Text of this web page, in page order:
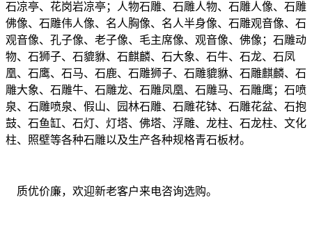
石凉亭、花岗岩凉亭；人物石雕、石雕人物、石雕人像、石雕
佛像、石雕伟人像、名人胸像、名人半身像、石雕观音像、石
观音像、孔子像、老子像、毛主席像、观音像、佛像；石雕动
物、石狮子、石貔貅、石麒麟、石大象、石牛、石龙、石凤
凰、石鹰、石马、石鹿、石雕狮子、石雕貔貅、石雕麒麟、石
雕大象、石雕牛、石雕龙、石雕凤凰、石雕马、石雕鹰；石喷
泉、石雕喷泉、假山、园林石雕、石雕花钵、石雕花盆、石抱
鼓、石鱼缸、石灯、灯塔、佛塔、浮雕、龙柱、石龙柱、文化
柱、照壁等各种石雕以及生产各种规格青石板材。
质优价廉，欢迎新老客户来电咨询选购。